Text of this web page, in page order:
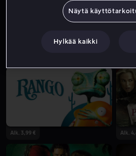
Alk. 3,99 € Alk.
Näytä
Hylkää kaikki